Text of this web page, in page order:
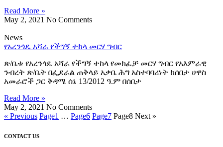
Read More »
May 2, 2021 No Comments
News
የአረንጎዴ አሻራ የችግኝ ተከላ መርሃ ግብር
ጽ/ቤቱ የአረንጎዴ አሻራ የችግኝ ተከላ የመክፈቻ መርሃ ግብር የአእምራዊ
ንብረት ጽ/ቤት በፌደራል ጠቅላይ አቃቤ ሕግ አስተባባሪነት ከሰበታ ሀዋስ
አመራሮች ጋር ቅዳሜ ሰኔ 13/2012 ዓ.ም በሰበታ
Read More »
May 2, 2021 No Comments
« Previous Page1 … Page6 Page7 Page8 Next »
CONTACT US